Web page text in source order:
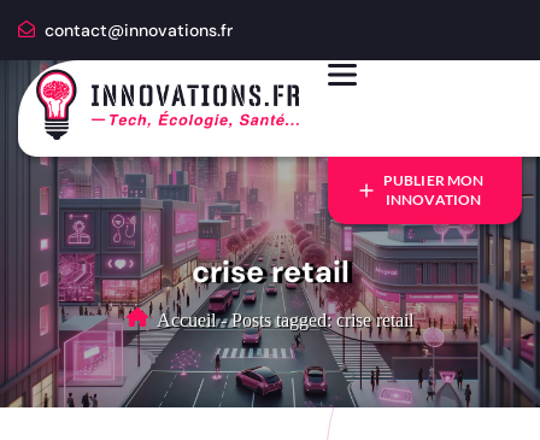
contact@innovations.fr
PUBLIER MON
INNOVATION
crise retail
Accueil - Posts tagged: crise retail